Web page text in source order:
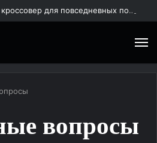
BAIC X55: городской кроссовер для повседневных поездок
вопросы